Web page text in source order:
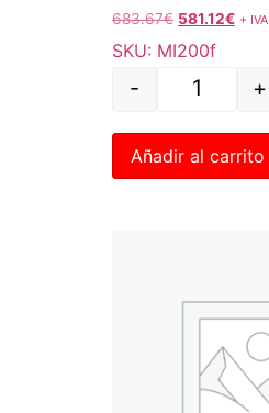
683.67€ 581.12€ + IVA
SKU: MI200f
- +
Añadir al carrito